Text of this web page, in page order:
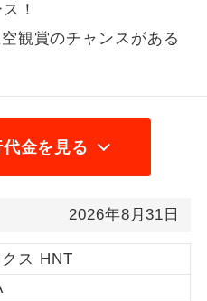
！
観賞のチャンスがある
金を見る
2026年8月31日
クス HNT
定でご参加いただけるコースで
でご参加いただけるコースで
あたり年齢に制限があるコース